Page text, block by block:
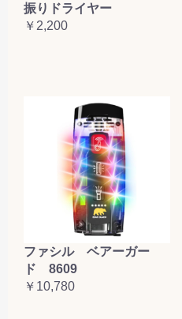
振りドライヤー
￥2,200
ファシル ベアーガー
ド 8609
￥10,780